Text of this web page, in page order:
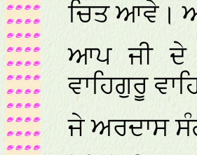
ਚਿਤ ਆਵੇ।
ਆਪ ਜੀ ਦੇ
ਵਾਹਿਗੁਰੂ
ਜੇ ਅਰਦਾਸ